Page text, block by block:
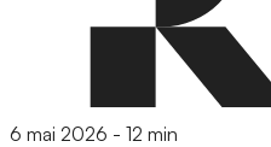
6 mai 2026 - 12 min